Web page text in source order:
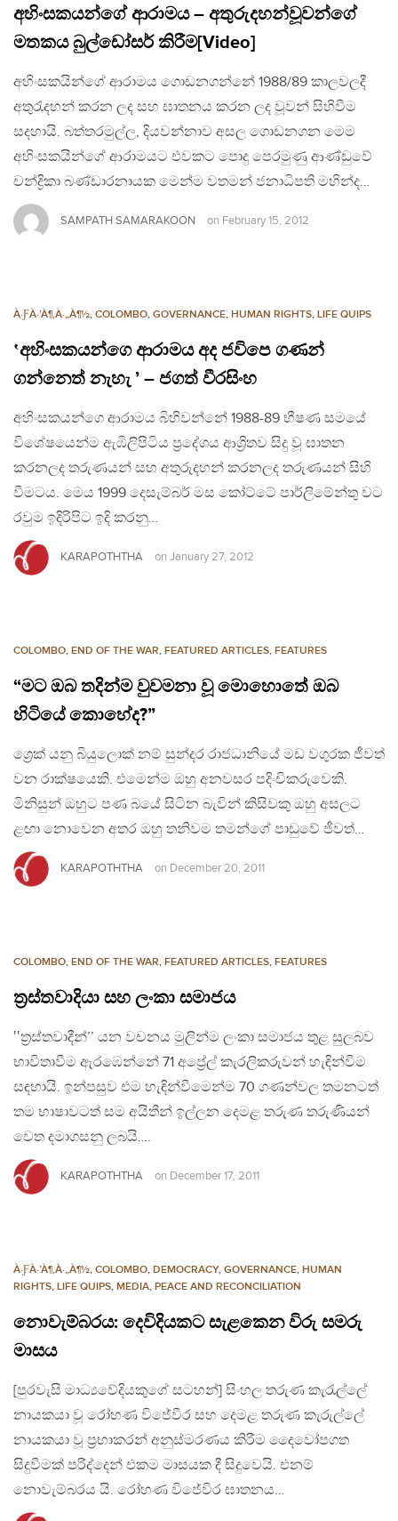
අහිංසකයන්ගේ ආරාමය – අතුරුදහන්වූවන්ගේ
මතකය බුල්ඩෝසර් කිරීම[Video]
අහිංසකයින්ගේ ආරාමය ගොඩනගන්නේ 1988/89 කාලවලදී
අතුරැදහන් කරන ලද සහ ඝාතනය කරන ලද වූවන් සිහිවීම
සදහායි. බත්තරමුල්ල, දියවන්නාව අසල ගොඩනගන මෙම
අහිංසකයින්ගේ ආරාමයට එවකට පොදු පෙරමුණු ආණ්ඩුවේ
චන්ද්‍රිකා බණ්ඩාරනායක මෙන්ම වතමන් ජනාධිපති මහින්ද…
SAMPATH SAMARAKOON on February 15, 2012
À·ƑÀ·’À¶‚À·„À¶½, COLOMBO, GOVERNANCE, HUMAN RIGHTS, LIFE QUIPS
‛අහිංසකයන්ගෙ ආරාමය අද ජවිපෙ ගණන්
ගන්නෙත් නැහැ ’ – ජගත් වීරසිංහ
අහිංසකයන්ගෙ ආරාමය බිහිවන්නේ 1988-89 භීෂණ සමයේ
විශේෂයෙන්ම ඇඹිලිපිටිය ප්‍රදේශය ආශ්‍රිතව සිදු වූ ඝාතන
කරනලද තරුණයන් සහ අතුරුදහන් කරනලද තරුණයන් සිහි
වීමටය. මෙය 1999 දෙසැම්බර් මස කෝට්ටේ පාර්ලිමේන්තු වට
රවුම ඉදිරිපිට ඉදි කරනු…
KARAPOTHTHA on January 27, 2012
COLOMBO, END OF THE WAR, FEATURED ARTICLES, FEATURES
“මට ඔබ තදින්ම වුවමනා වූ මොහොතේ ඔබ
හිටියේ කොහේද?”
ශ්‍රෙක් යනු බියුලොක් නම් සුන්දර රාජධානියේ මඩ වගුරක ජීවත්
වන රාක්ෂයෙකි. එමෙන්ම ඔහු අනවසර පදිංචිකරුවෙකි.
මිනිසුන් ඔහුට පණ බයේ සිටින බැවින් කිසිවකු ඔහු අසලට
ළඟා නොවෙන අතර ඔහු තනිවම තමන්ගේ පාඩුවේ ජීවත්…
KARAPOTHTHA on December 20, 2011
COLOMBO, END OF THE WAR, FEATURED ARTICLES, FEATURES
ත්‍රස්තවාදියා සහ ලංකා සමාජය
‛‛ත්‍රස්තවාදීන්’’ යන වචනය මුලින්ම ලංකා සමාජය තුළ සුලබව
භාවිතාවීම ඇරඹෙන්නේ 71 අප්‍රේල් කැරලිකරුවන් හැඳින්වීම
සඳහායි. ඉන්පසුව එම හැඳින්වීමෙන්ම 70 ගණන්වල තමනටත්
තම භාෂාවටත් සම අයිතීන් ඉල්ලන දෙමළ තරුණ තරුණියන්
වෙත දමාගසනු ලබයි….
KARAPOTHTHA on December 17, 2011
À·ƑÀ·’À¶‚À·„À¶½, COLOMBO, DEMOCRACY, GOVERNANCE, HUMAN
RIGHTS, LIFE QUIPS, MEDIA, PEACE AND RECONCILIATION
නොවැම්බරය: දෙවිදියකට සැළකෙන විරු සමරු
මාසය
[පුරවැසි මාධ්‍යවේදියකුගේ සටහන්] සිංහල තරුණ කැරැල්ලේ
නායකයා වූ රෝහණ විජේවීර සහ දෙමළ තරුණ කැරුල්ලේ
නායකයා වූ ප්‍රභාකරන් අනුස්මරණය කිරීම දෛවෝපගත
සිදුවීමක් පරිද්දෙන් එකම මාසයක දී සිදුවෙයි. එනම්
නොවැම්බරය යි. රෝහණ විජේවිර ඝාතනය…